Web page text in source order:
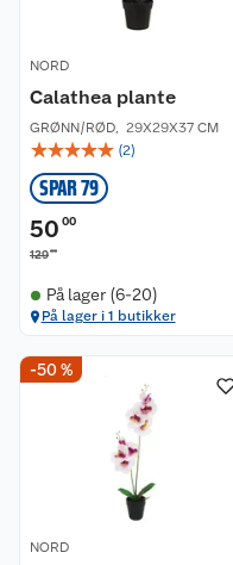
NORD
Calathea plante
GRØNN/RØD, 29X29X37 CM
☆☆☆☆☆ (2)
SPAR 79
50 00
12900
På lager (6-20)
På lager i 1 butikker
-50 %
NORD